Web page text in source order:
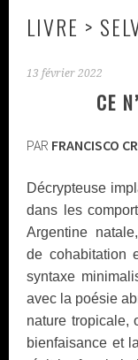
LIVRE >
13 février 2022
CE
PAR FRANCISCO
Décrypteuse
dans les
Argentine
de cohabitation
syntaxe
avec la poésie
nature tropicale,
bienfaisance et